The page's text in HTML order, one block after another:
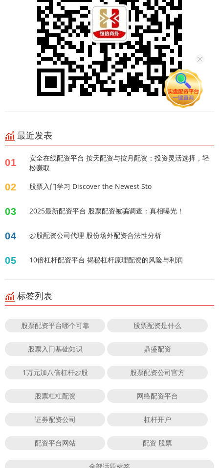
最近发表
01
安全在线配资平台 按天配资与按月配资：投资灵活选择，轻
松赚取
02 股票入门学习 Discover the Newest Sto
03 2025最新配资平台 股票配资被骗调查：真相曝光！
04 炒股配资公司代理 股份场外配资合法性分析
05 10倍杠杆配资平台 揭秘杠杆原理配资的风险与利润
标签列表
股票配资平台哪个可靠 股票配资是什么
股票入门基础知识 鼎盛配资
1万元加八倍杠杆炒股 股票配资公司官方
股票杠杠配资 网络配资平台
证券配资公司 杠杆开户
配资平台网站 配资 股票